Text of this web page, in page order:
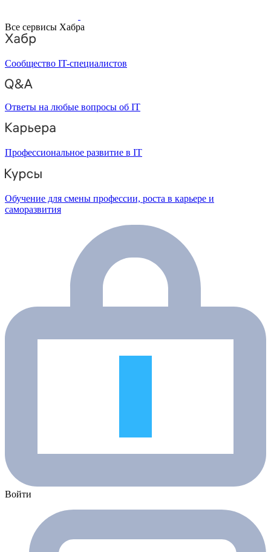
Все сервисы Хабра
Сообщество IT-специалистов
Ответы на любые вопросы об IT
Профессиональное развитие в IT
Обучение для смены профессии, роста в карьере и
саморазвития
Войти